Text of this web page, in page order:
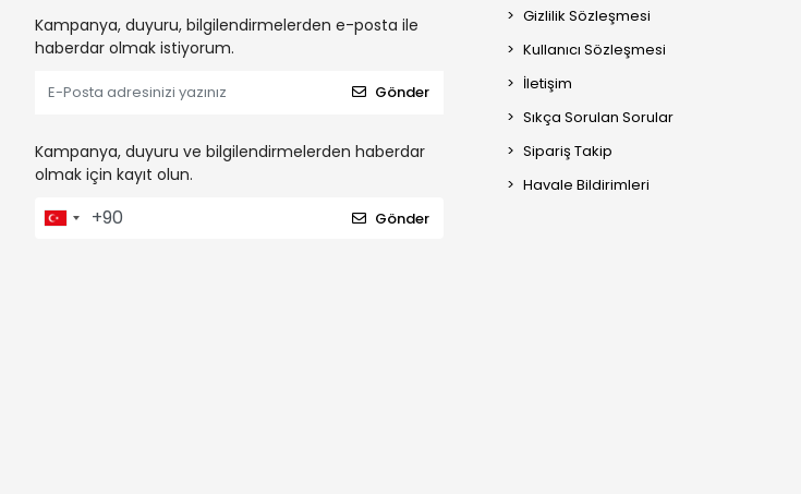
Kampanya, duyuru, bilgilendirmelerden e-posta ile
haberdar olmak istiyorum.
Gönder
Kampanya, duyuru ve bilgilendirmelerden haberdar
olmak için kayıt olun.
Gönder
Gizlilik Sözleşmesi
Kullanıcı Sözleşmesi
İletişim
Sıkça Sorulan Sorular
Sipariş Takip
Havale Bildirimleri